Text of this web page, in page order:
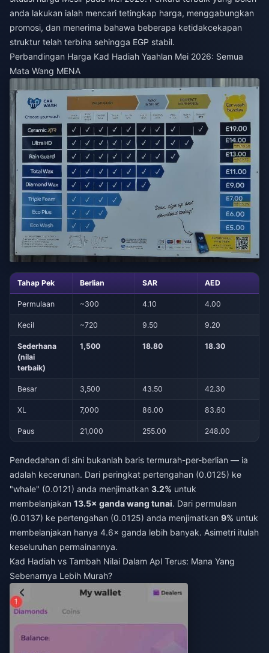
anda lakukan ialah mencari tetingkap harga, menggabungkan
promosi, dan menerima bahawa beberapa ketidakcekapan
struktur telah terbina sehingga EGP stabil.
Perbandingan Harga Kad Hadiah Yaahlan Mei 2026: Semua
Mata Wang MENA
Tahap Pek Berlian SAR AED
Permulaan ~300 4.10 4.00
Kecil ~720 9.50 9.20
Sederhana
(nilai
terbaik)
1,500 18.80 18.30
Besar 3,500 43.50 42.30
XL 7,000 86.00 83.60
Paus 21,000 255.00 248.00
Pendedahan di sini bukanlah baris termurah-per-berlian — ia
adalah kecerunan. Dari peringkat pertengahan (0.0125) ke
"whale" (0.0121) anda menjimatkan 3.2% untuk
membelanjakan 13.5× ganda wang tunai. Dari permulaan
(0.0137) ke pertengahan (0.0125) anda menjimatkan 9% untuk
membelanjakan hanya 4.6× ganda lebih banyak. Asimetri itulah
keseluruhan permainannya.
Kad Hadiah vs Tambah Nilai Dalam Apl Terus: Mana Yang
Sebenarnya Lebih Murah?